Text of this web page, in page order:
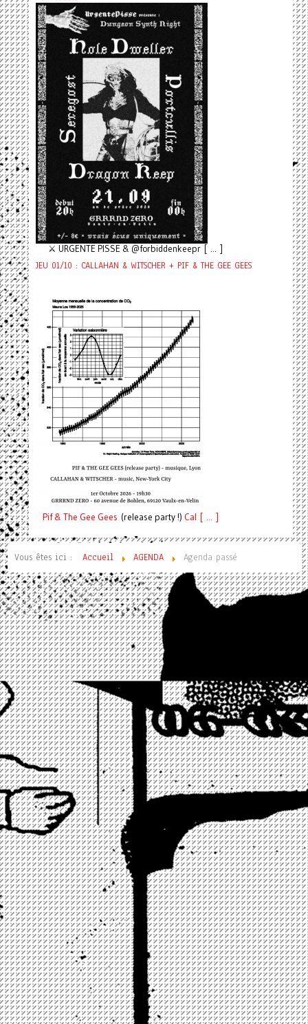
⚔️ URGENTE PISSE & @forbiddenkeepr [ ... ]
JEU 01/10 : CALLAHAN & WITSCHER + PIF & THE GEE GEES
Pif& The Gee Gees (release party !) Cal [ ... ]
Vous êtes ici : Accueil AGENDA Agenda passé